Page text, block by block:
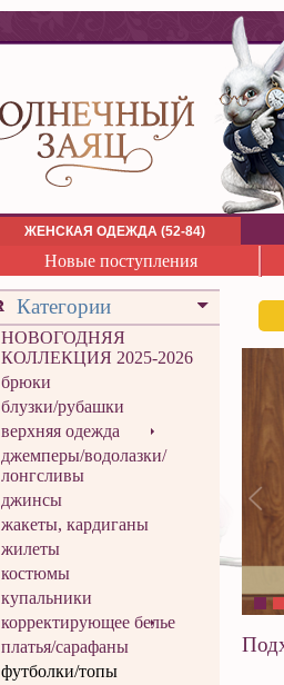
ЖЕНСКАЯ ОДЕЖДА (52-84)
Новые поступления
Категории
НОВОГОДНЯЯ
КОЛЛЕКЦИЯ 2025-2026
брюки
блузки/рубашки
верхняя одежда
джемперы/водолазки/
лонгсливы
джинсы
жакеты, кардиганы
жилеты
костюмы
купальники
корректирующее белье
платья/сарафаны
футболки/топы